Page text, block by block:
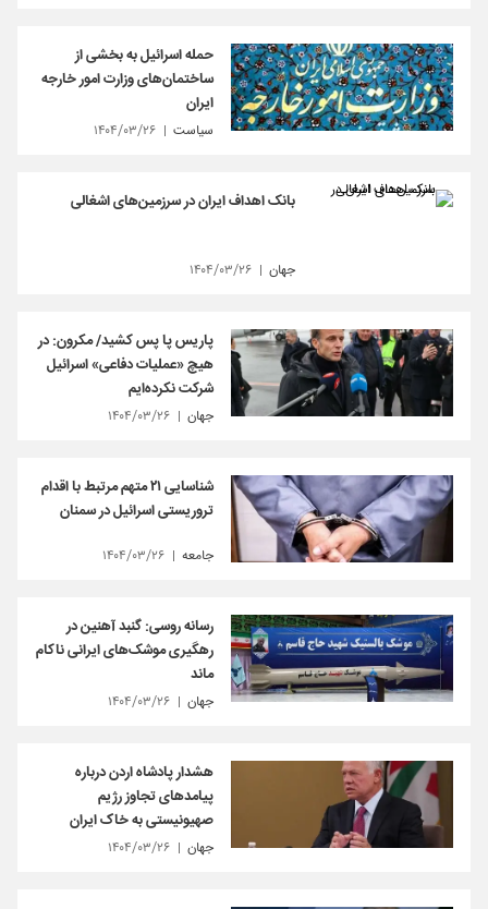
حمله اسرائیل به بخشی از
ساختمان‌های وزارت امور خارجه
ایران
سیاست ۱۴۰۴/۰۳/۲۶
بانک اهداف ایران در سرزمین‌های اشغالی
جهان ۱۴۰۴/۰۳/۲۶
پاریس پا پس کشید/ مکرون: در
هیچ «عملیات دفاعی» اسرائیل
شرکت نکرده‌ایم
جهان ۱۴۰۴/۰۳/۲۶
شناسایی ۲۱ متهم مرتبط با اقدام
تروریستی اسرائیل در سمنان
جامعه ۱۴۰۴/۰۳/۲۶
رسانه روسی: گنبد آهنین در
رهگیری موشک‌های ایرانی ناکام
ماند
جهان ۱۴۰۴/۰۳/۲۶
هشدار پادشاه اردن درباره
پیامدهای تجاوز رژیم
صهیونیستی به خاک ایران
جهان ۱۴۰۴/۰۳/۲۶